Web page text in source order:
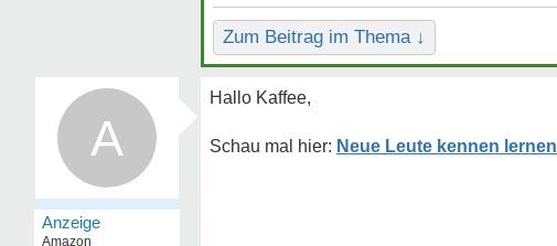
Zum Beitrag im Thema ↓
A
Hallo Kaffee,
Neue Leute kennen lernen